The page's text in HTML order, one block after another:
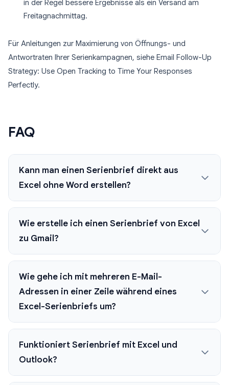
in der Regel bessere Ergebnisse als ein Versand am
Freitagnachmittag.
Für Anleitungen zur Maximierung von Öffnungs- und
Antwortraten Ihrer Serienkampagnen, siehe Email Follow-Up
Strategy: Use Open Tracking to Time Your Responses
Perfectly.
FAQ
Kann man einen Serienbrief direkt aus
Excel ohne Word erstellen?
Wie erstelle ich einen Serienbrief von Excel
zu Gmail?
Wie gehe ich mit mehreren E-Mail-
Adressen in einer Zeile während eines
Excel-Serienbriefs um?
Funktioniert Serienbrief mit Excel und
Outlook?